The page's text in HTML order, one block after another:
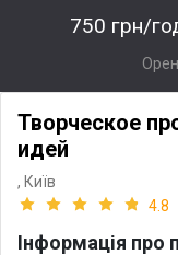
750 грн/
Творческое
идей
, Київ
4.8
Інформація про